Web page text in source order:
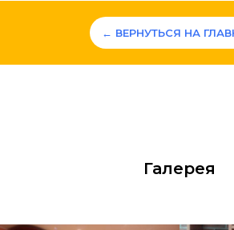
← ВЕРНУТЬСЯ НА
Галерея